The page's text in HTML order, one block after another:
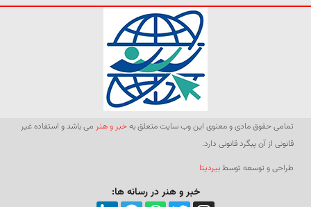
تمامی حقوق مادی و معنوی این وب سایت متعلق بهخبر و هنر می باشد و استفاده غیر
قانونی از آن پیگرد قانونی دارد.
طراحی و توسعه توسطبیردیتا
خبر و هنر در رسانه ها: